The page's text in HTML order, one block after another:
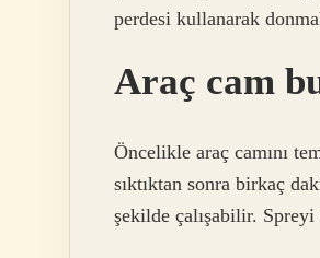
perdesi kullanarak
Araç cam
Öncelikle araç camını
sıktıktan sonra birkaç
şekilde çalışabilir.